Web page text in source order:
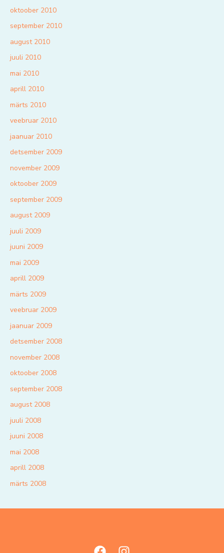
oktoober 2010
september 2010
august 2010
juuli 2010
mai 2010
aprill 2010
märts 2010
veebruar 2010
jaanuar 2010
detsember 2009
november 2009
oktoober 2009
september 2009
august 2009
juuli 2009
juuni 2009
mai 2009
aprill 2009
märts 2009
veebruar 2009
jaanuar 2009
detsember 2008
november 2008
oktoober 2008
september 2008
august 2008
juuli 2008
juuni 2008
mai 2008
aprill 2008
märts 2008